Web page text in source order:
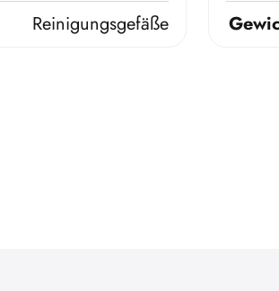
Reinigungsgefäße